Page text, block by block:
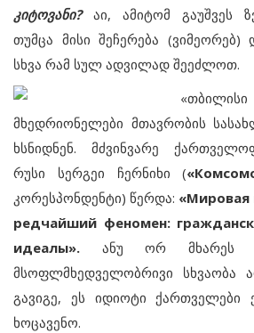
კიტოვანი?აი, ამიტომ გაუშვეს
თუმცა მისი შეჩერება (ვიმეორებ)
სხვა რამ სულ ადვილად შეეძლოთ.
«თბილისი
მხედრიონელები მთავრობის
ხსნიდნენ. მძვინვარე
რუსი სერგეი ჩერნიხი (
კორესპონდენტი) წერდა: «Мировая
редчайший феномен:
идеалы». ანუ ორ მხარეს
მსოფლმხედველობრივი სხვაობა
გავიგე, ეს იდიოტი ქართველები
ხოცავენო.